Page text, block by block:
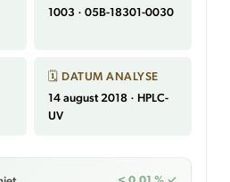
1003 · 05B-18301-0030
🗓 DATUM ANALYSE
14 august 2018 · HPLC-
UV